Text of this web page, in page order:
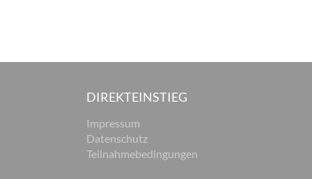
DIREKTEINSTIEG
Impressum
Datenschutz
Teilnahmebedingungen